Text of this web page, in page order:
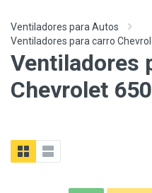
Ventiladores para Autos
Ventiladores para carro
Ventiladores
Chevrolet